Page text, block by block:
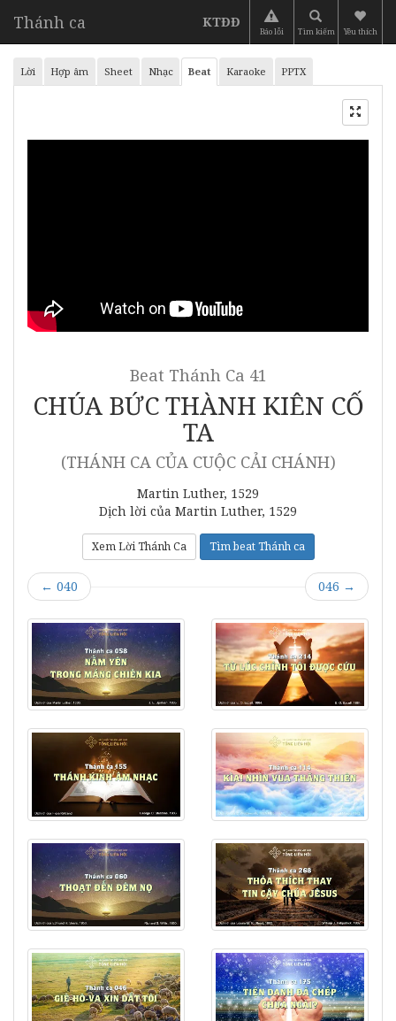
Thánh ca KTĐĐ
Báo lỗi Tìm kiếm Yêu thích
Lời Hợp âm Sheet Nhạc Beat Karaoke PPTX
Beat Thánh Ca 41
CHÚA BỨC THÀNH KIÊN CỐ
TA
(THÁNH CA CỦA CUỘC CẢI CHÁNH)
Martin Luther, 1529
Dịch lời của Martin Luther, 1529
Xem Lời Thánh Ca Tìm beat Thánh ca
← 040 046 →